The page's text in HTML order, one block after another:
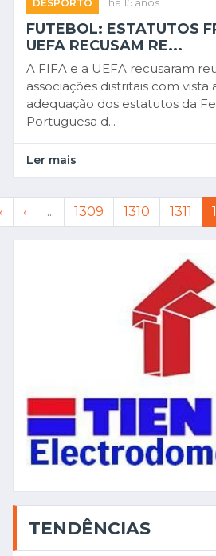
DESPORTO há 15 anos
FUTEBOL: ESTATUTOS
UEFA RECUSAM RE...
A FIFA e a UEFA recusaram
associações distritais com vista
adequação dos estatutos da
Portuguesa d...
Ler mais
‹ ... 1309 1310 1311
TENDÊNCIAS